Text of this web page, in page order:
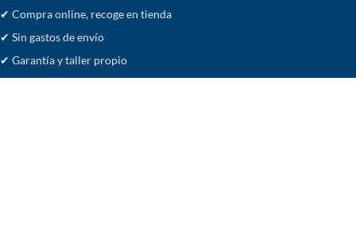
✔ Compra online, recoge en tienda
✔ Sin gastos de envío
✔ Garantía y taller propio